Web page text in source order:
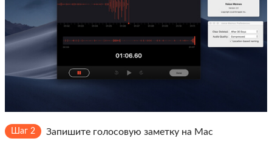
Шаг 2 Запишите голосовую заметку на Mac